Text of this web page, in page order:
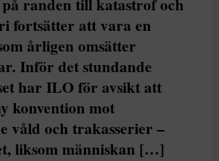
randen till katastrof och
fortsätter att vara en
årligen omsätter
Inför det stundande
har ILO för avsikt att
konvention mot
våld och trakasserier –
liksom människan […]